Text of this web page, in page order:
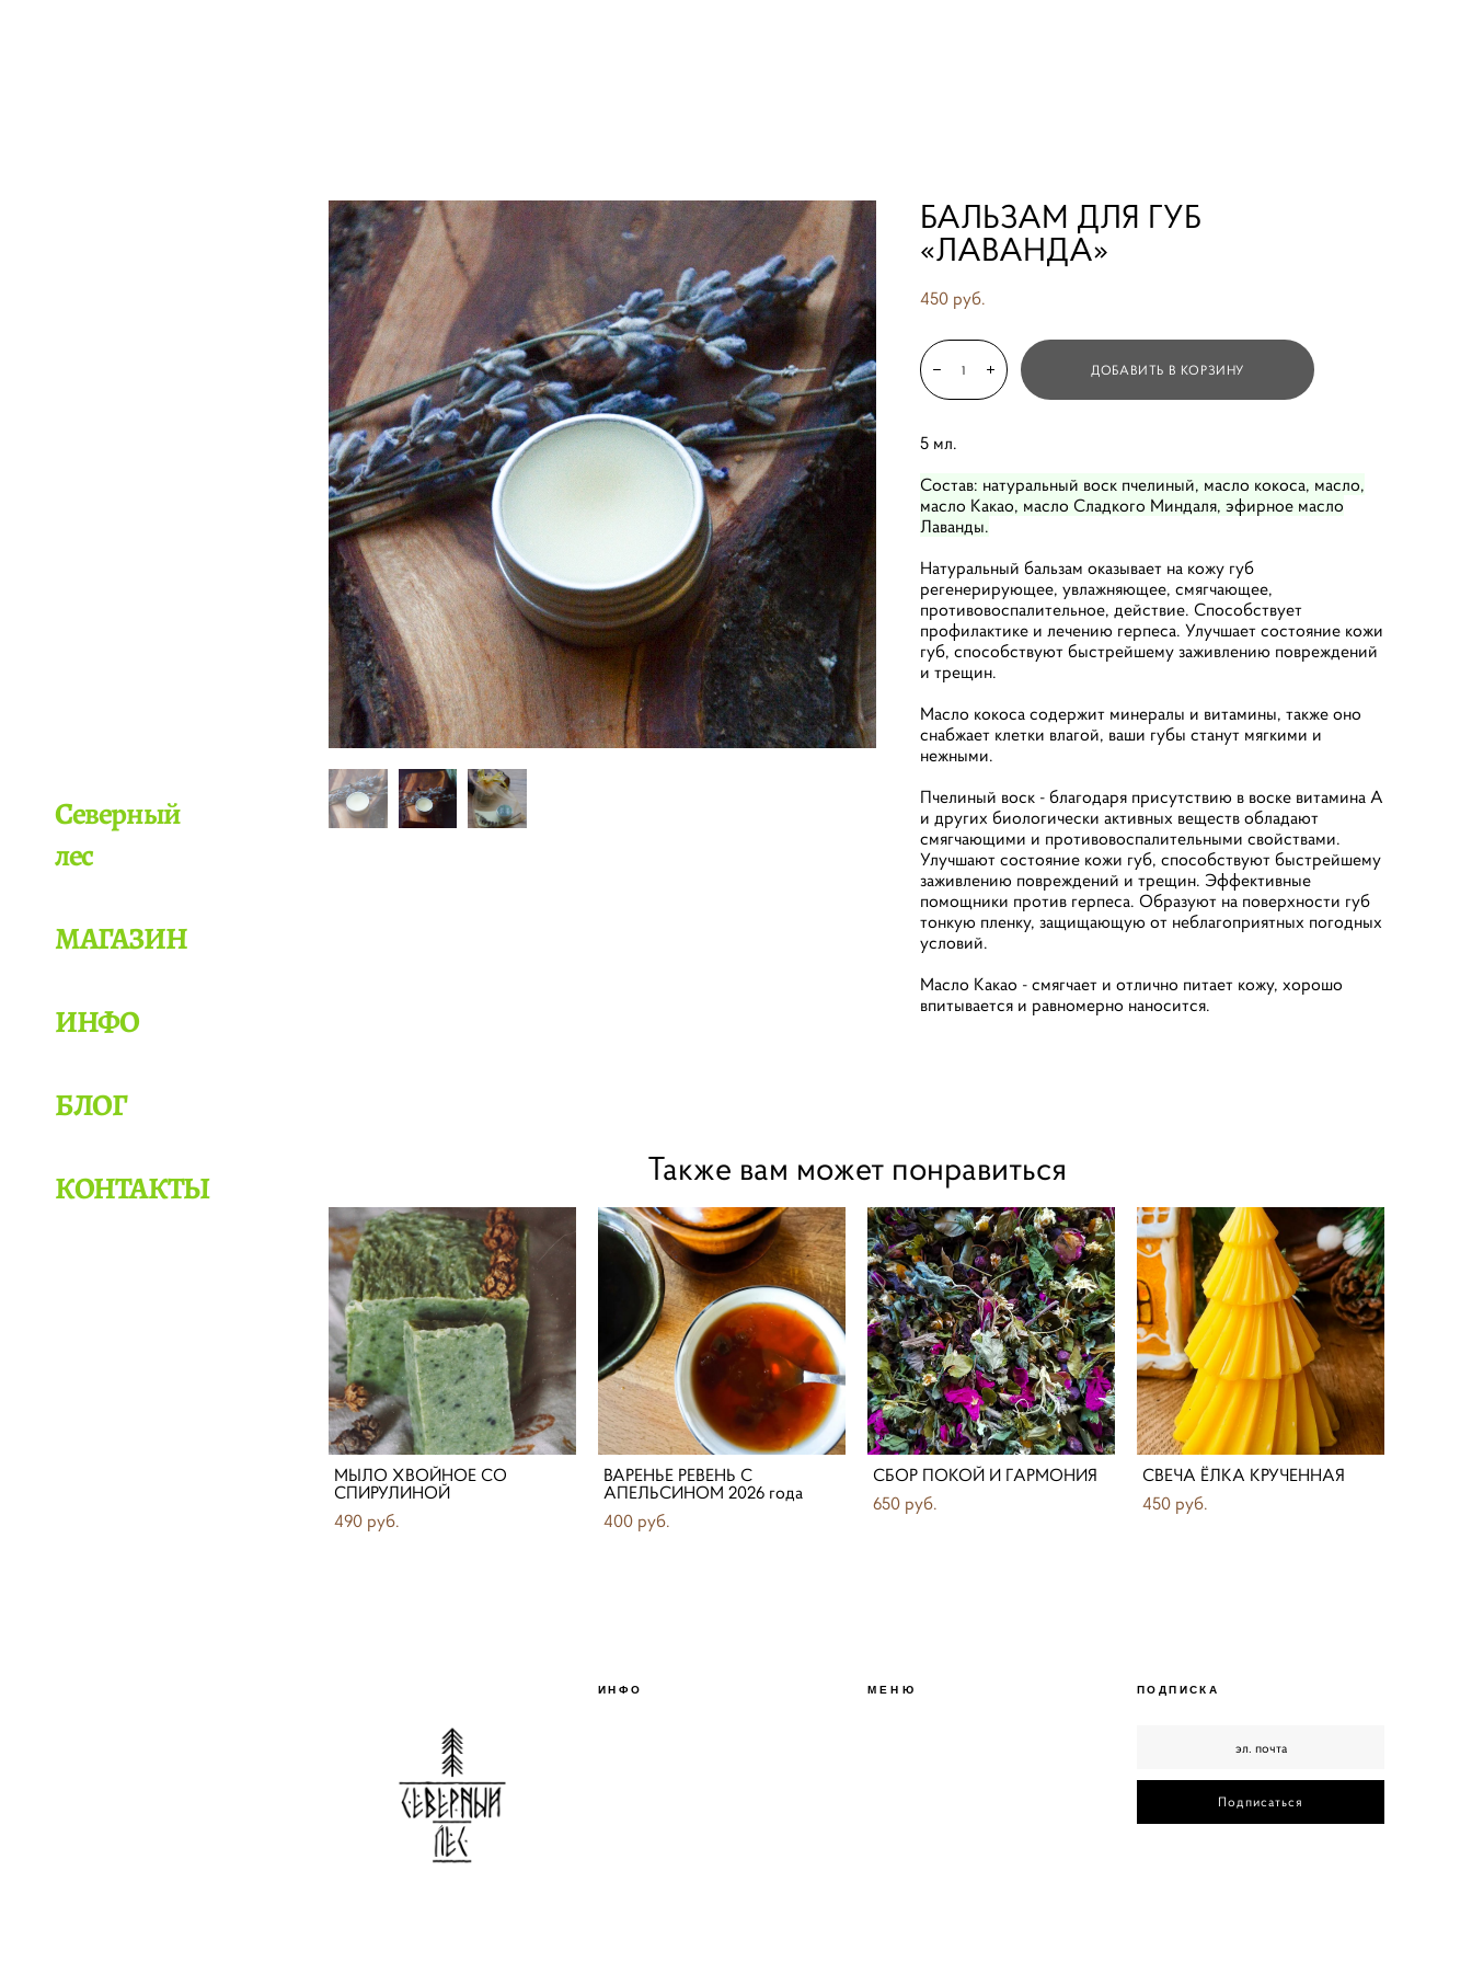
Северный
лес
МАГАЗИН
ИНФО
БЛОГ
КОНТАКТЫ
БАЛЬЗАМ ДЛЯ ГУБ
«ЛАВАНДА»
450 pуб.
ДОБАВИТЬ В КОРЗИНУ
5 мл.
Состав: натуральный воск пчелиный, масло кокоса, масло,
масло Какао, масло Сладкого Миндаля, эфирное масло
Лаванды.
Натуральный бальзам оказывает на кожу губ
регенерирующее, увлажняющее, смягчающее,
противовоспалительное, действие. Способствует
профилактике и лечению герпеса. Улучшает состояние кожи
губ, способствуют быстрейшему заживлению повреждений
и трещин.
Масло кокоса содержит минералы и витамины, также оно
снабжает клетки влагой, ваши губы станут мягкими и
нежными.
Пчелиный воск - благодаря присутствию в воске витамина А
и других биологически активных веществ обладают
смягчающими и противовоспалительными свойствами.
Улучшают состояние кожи губ, способствуют быстрейшему
заживлению повреждений и трещин. Эффективные
помощники против герпеса. Образуют на поверхности губ
тонкую пленку, защищающую от неблагоприятных погодных
условий.
Масло Какао - смягчает и отлично питает кожу, хорошо
впитывается и равномерно наносится.
Также вам может понравиться
МЫЛО ХВОЙНОЕ СО
СПИРУЛИНОЙ
490 pуб.
ВАРЕНЬЕ РЕВЕНЬ С
АПЕЛЬСИНОМ 2026 года
400 pуб.
СБОР ПОКОЙ И ГАРМОНИЯ
650 pуб.
СВЕЧА ЁЛКА КРУЧЕННАЯ
450 pуб.
ИНФО МЕНЮ ПОДПИСКА
Подписаться